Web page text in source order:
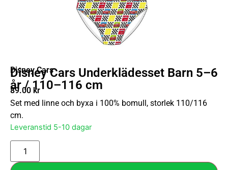
Disney Cars
Disney Cars Underklädesset Barn 5–6
år / 110–116 cm
89.00 kr
Set med linne och byxa i 100% bomull, storlek 110/116
cm.
Leveranstid 5-10 dagar